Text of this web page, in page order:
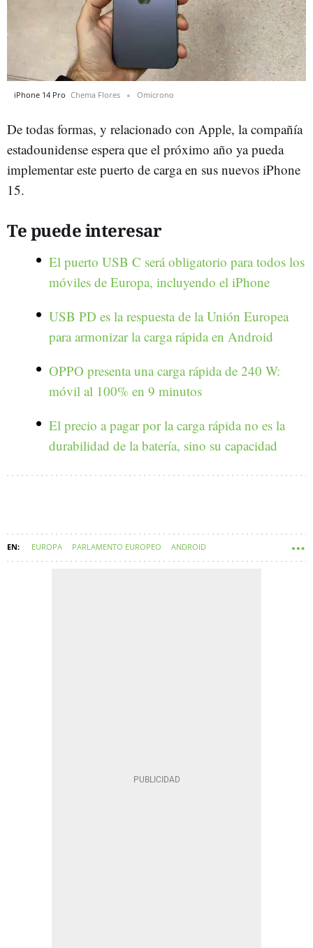
iPhone 14 Pro Chema Flores Omicrono
De todas formas, y relacionado con Apple, la compañía
estadounidense espera que el próximo año ya pueda
implementar este puerto de carga en sus nuevos iPhone
15.
Te puede interesar
El puerto USB C será obligatorio para todos los
móviles de Europa, incluyendo el iPhone
USB PD es la respuesta de la Unión Europea
para armonizar la carga rápida en Android
OPPO presenta una carga rápida de 240 W:
móvil al 100% en 9 minutos
El precio a pagar por la carga rápida no es la
durabilidad de la batería, sino su capacidad
EUROPA PARLAMENTO EUROPEO ANDROID